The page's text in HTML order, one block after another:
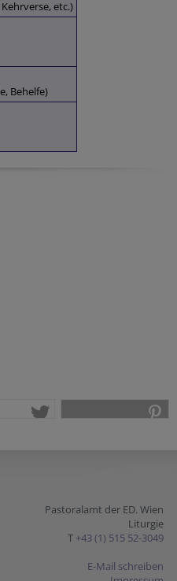
etc.)
Behelfe)
Pastoralamt der ED. Wien
Liturgie
T +43 (1) 515 52-3049
E-Mail schreiben